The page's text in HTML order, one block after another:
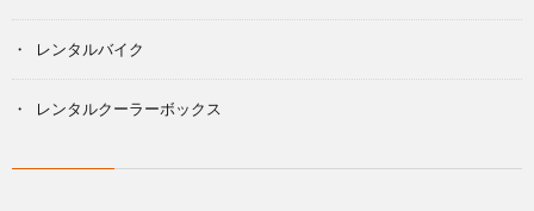
レンタルバイク
レンタルクーラーボックス